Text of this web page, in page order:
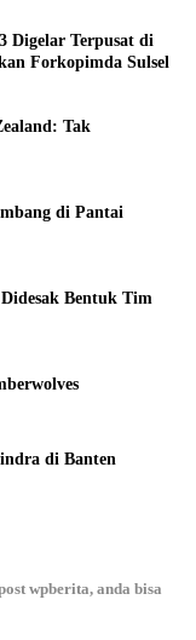
Digelar Terpusat di
Forkopimda Sulsel
Tak
di Pantai
Bentuk Tim
di Banten
wpberita, anda bisa